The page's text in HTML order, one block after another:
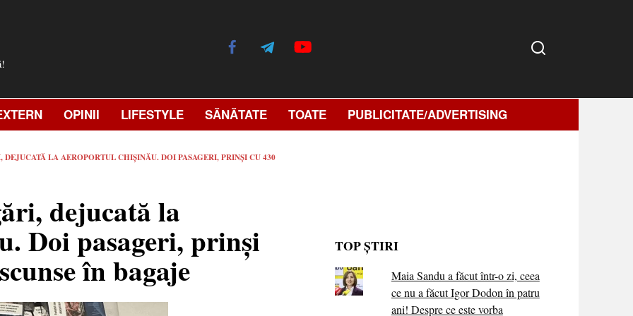
OPINII LIFESTYLE SĂNĂTATE TOATE PUBLICITATE/ADVERTISING
LA AEROPORTUL CHIȘINĂU. DOI PASAGERI, PRINȘI CU 430
dejucată la
Doi pasageri, prinși
în bagaje
TOP ȘTIRI
Maia Sandu a făcut într-o zi, ceea
ce nu a făcut Igor Dodon în patru
ani! Despre ce este vorba